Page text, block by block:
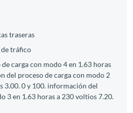
traseras
de tráfico
carga con modo 4 en 1.63 horas
del proceso de carga con modo 2
3.00. 0 y 100. información del
3 en 1.63 horas a 230 voltios 7.20.